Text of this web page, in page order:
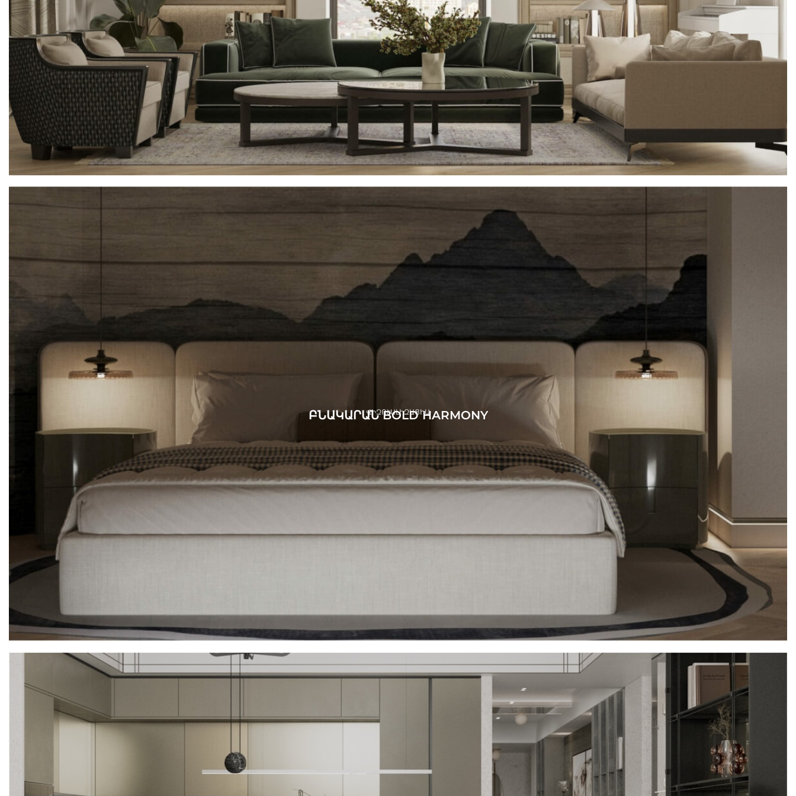
ՎԻԶՈՒԱԼԻԶԱՑԻԱ
ԲՆԱԿԱՐԱՆ BOLD HARMONY